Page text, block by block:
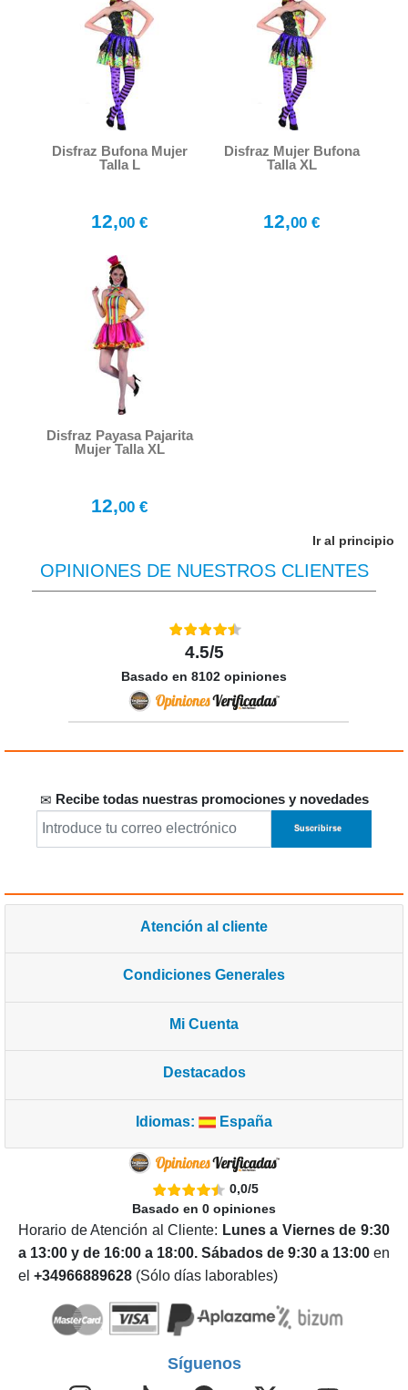
Disfraz Bufona Mujer
Talla L
12,00 €
Disfraz Mujer Bufona
Talla XL
12,00 €
Disfraz Payasa Pajarita
Mujer Talla XL
12,00 €
Ir al principio
OPINIONES DE NUESTROS CLIENTES
4.5/5
Basado en 8102 opiniones
Recibe todas nuestras promociones y novedades
Atención al cliente
Condiciones Generales
Mi Cuenta
Destacados
Idiomas: España
0,0/5
Basado en 0 opiniones
Horario de Atención al Cliente: Lunes a Viernes de 9:30
a 13:00 y de 16:00 a 18:00. Sábados de 9:30 a 13:00 en
el +34966889628 (Sólo días laborables)
Síguenos